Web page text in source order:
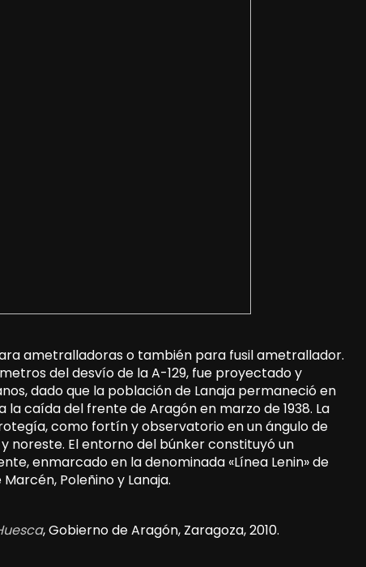
ametralladoras o también para fusil ametrallador.
del desvío de la A-129, fue proyectado y
dado que la población de Lanaja permaneció en
caída del frente de Aragón en marzo de 1938. La
como fortín y observatorio en un ángulo de
noreste. El entorno del búnker constituyó un
enmarcado en la denominada «Línea Lenin» de
Poleñino y Lanaja.
, Gobierno de Aragón, Zaragoza, 2010.